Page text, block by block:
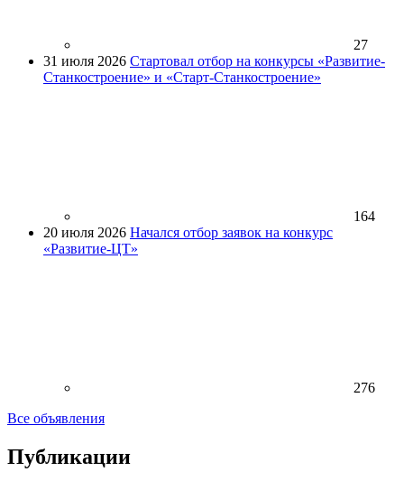
27
31 июля 2026 Стартовал отбор на конкурсы «Развитие-
Станкостроение» и «Старт-Станкостроение»
164
20 июля 2026 Начался отбор заявок на конкурс
«Развитие-ЦТ»
276
Все объявления
Публикации